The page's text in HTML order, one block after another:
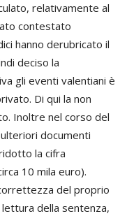
relativamente al
contestato
hanno derubricato il
deciso la
gli eventi valentiani è
Di qui la non
Inoltre nel corso del
documenti
la cifra
10 mila euro).
del proprio
della sentenza,